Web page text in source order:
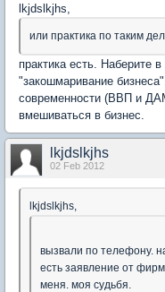
lkjdslkjhs
или практика по таким
практика есть. Наберите
"закошмаривание
современности (ВВП и
вмешиваться в бизнес.
lkjdslkjhs
02 Feb 2012
lkjdslkjhs
вызвали по телефону.
есть заявление от
меня. моя судьбя.